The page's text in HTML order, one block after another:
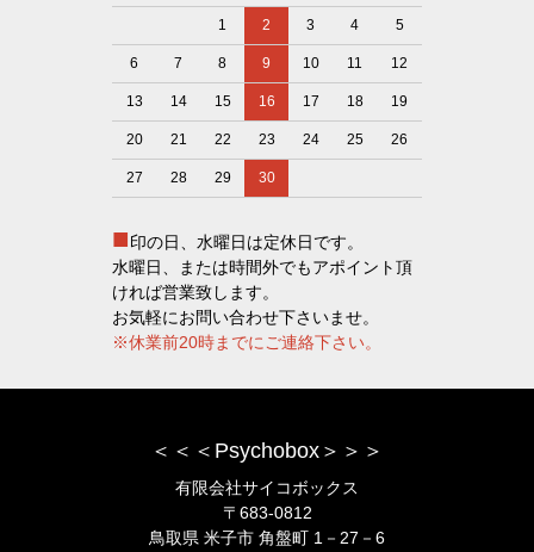
1 2 3 4 5
6 7 8 9 10 11 12
13 14 15 16 17 18 19
20 21 22 23 24 25 26
27 28 29 30
■印の日、水曜日は定休日です。
水曜日、または時間外でもアポイント頂
ければ営業致します。
お気軽にお問い合わせ下さいませ。
※休業前20時までにご連絡下さい。
＜＜＜Psychobox＞＞＞
有限会社サイコボックス
〒683-0812
鳥取県 米子市 角盤町 1－27－6